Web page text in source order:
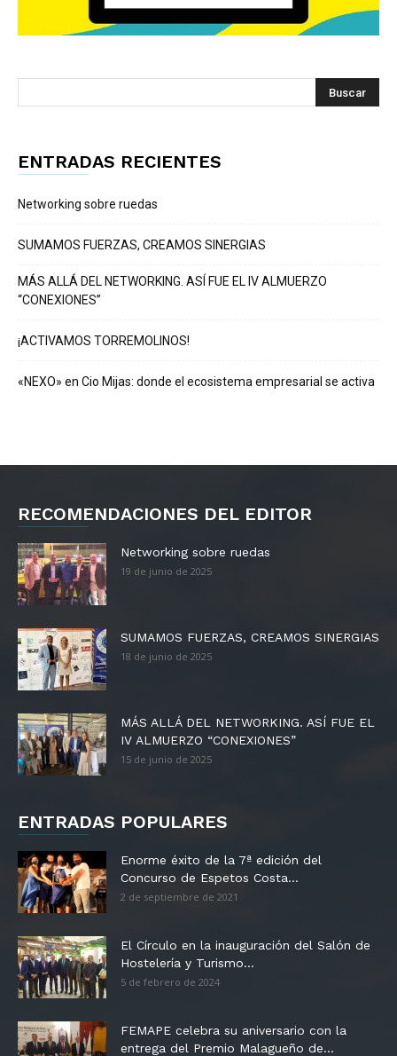
ENTRADAS RECIENTES
Networking sobre ruedas
SUMAMOS FUERZAS, CREAMOS SINERGIAS
MÁS ALLÁ DEL NETWORKING. ASÍ FUE EL IV ALMUERZO
“CONEXIONES”
¡ACTIVAMOS TORREMOLINOS!
«NEXO» en Cio Mijas: donde el ecosistema empresarial se activa
RECOMENDACIONES DEL EDITOR
Networking sobre ruedas
19 de junio de 2025
SUMAMOS FUERZAS, CREAMOS SINERGIAS
18 de junio de 2025
MÁS ALLÁ DEL NETWORKING. ASÍ FUE EL
IV ALMUERZO “CONEXIONES”
15 de junio de 2025
ENTRADAS POPULARES
Enorme éxito de la 7ª edición del
Concurso de Espetos Costa...
2 de septiembre de 2021
El Círculo en la inauguración del Salón de
Hostelería y Turismo...
5 de febrero de 2024
FEMAPE celebra su aniversario con la
entrega del Premio Malagueño de...